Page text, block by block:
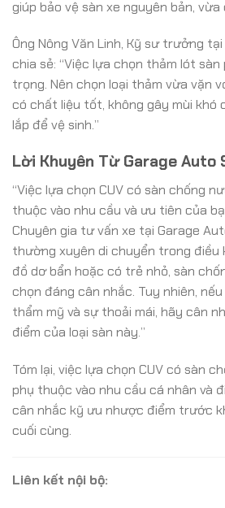
giúp bảo vệ sàn xe nguyên bản, vừa
Ông Nông Văn Linh, Kỹ sư trưởng
chia sẻ: “Việc lựa chọn thảm lót
trọng. Nên chọn loại thảm vừa vặn
có chất liệu tốt, không gây mùi khó
lắp để vệ sinh.”
Lời Khuyên Từ Garage Auto
“Việc lựa chọn CUV có sàn chống
thuộc vào nhu cầu và ưu tiên của
Chuyên gia tư vấn xe tại Garage
thường xuyên di chuyển trong
đồ dơ bẩn hoặc có trẻ nhỏ, sàn
chọn đáng cân nhắc. Tuy nhiên,
thẩm mỹ và sự thoải mái, hãy cân
điểm của loại sàn này.”
Tóm lại, việc lựa chọn CUV có sàn
phụ thuộc vào nhu cầu cá nhân và
cân nhắc kỹ ưu nhược điểm trước
cuối cùng.
Liên kết nội bộ: